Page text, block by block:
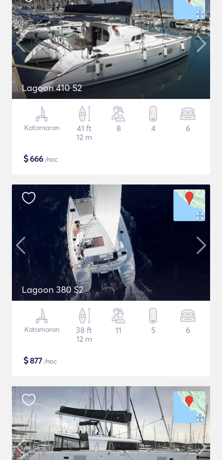
Lagoon 410 S2
Katamaran
41 ft
12 m
8 4 6
$666 /noc
Lagoon 380 S2
Katamaran
38 ft
12 m
11 5 6
$877 /noc